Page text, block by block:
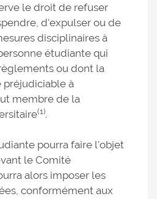
le droit de refuser
d'expulser ou de
disciplinaires à
étudiante qui
ou dont la
à
membre de la
(1).
pourra faire l'objet
le Comité
alors imposer les
conformément aux